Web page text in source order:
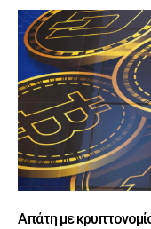
Απάτη με